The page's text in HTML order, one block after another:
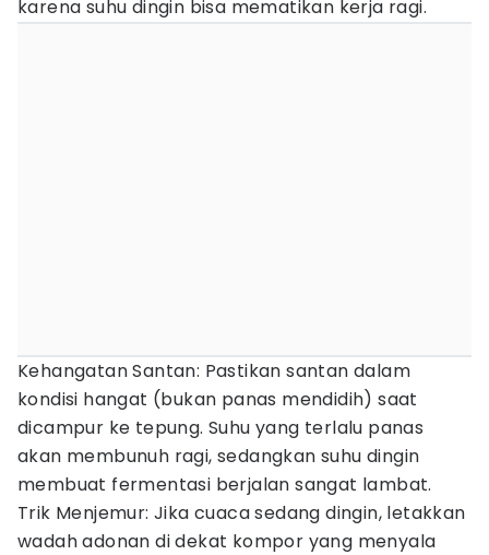
karena suhu dingin bisa mematikan kerja ragi.
Kehangatan Santan: Pastikan santan dalam
kondisi hangat (bukan panas mendidih) saat
dicampur ke tepung. Suhu yang terlalu panas
akan membunuh ragi, sedangkan suhu dingin
membuat fermentasi berjalan sangat lambat.
Trik Menjemur: Jika cuaca sedang dingin, letakkan
wadah adonan di dekat kompor yang menyala